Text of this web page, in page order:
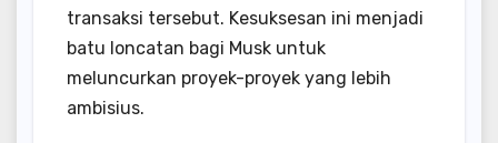
transaksi tersebut. Kesuksesan ini menjadi
batu loncatan bagi Musk untuk
meluncurkan proyek-proyek yang lebih
ambisius.